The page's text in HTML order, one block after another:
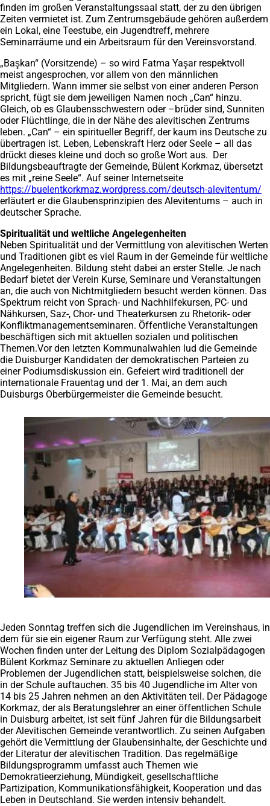
finden im großen Veranstaltungssaal statt, der zu den übrigen
Zeiten vermietet ist. Zum Zentrumsgebäude gehören außerdem
ein Lokal, eine Teestube, ein Jugendtreff, mehrere
Seminarräume und ein Arbeitsraum für den Vereinsvorstand.
„Başkan“ (Vorsitzende) – so wird Fatma Yaşar respektvoll
meist angesprochen, vor allem von den männlichen
Mitgliedern. Wann immer sie selbst von einer anderen Person
spricht, fügt sie dem jeweiligen Namen noch „Can“ hinzu.
Gleich, ob es Glaubensschwestern oder –brüder sind, Sunniten
oder Flüchtlinge, die in der Nähe des alevitischen Zentrums
leben. „Can“ – ein spiritueller Begriff, der kaum ins Deutsche zu
übertragen ist. Leben, Lebenskraft Herz oder Seele – all das
drückt dieses kleine und doch so große Wort aus. Der
Bildungsbeauftragte der Gemeinde, Bülent Korkmaz, übersetzt
es mit „reine Seele“. Auf seiner Internetseite
https://buelentkorkmaz.wordpress.com/deutsch-alevitentum/
in
erläutert er die Glaubensprinzipien des Alevitentums – auch in
deutscher Sprache.
Spiritualität und weltliche Angelegenheiten
Neben Spiritualität und der Vermittlung von alevitischen Werten
und Traditionen gibt es viel Raum in der Gemeinde für weltliche
Angelegenheiten. Bildung steht dabei an erster Stelle. Je nach
Bedarf bietet der Verein Kurse, Seminare und Veranstaltungen
an, die auch von Nichtmitgliedern besucht werden können. Das
Spektrum reicht von Sprach- und Nachhilfekursen, PC- und
Nähkursen, Saz-, Chor- und Theaterkursen zu Rhetorik- oder
Konfliktmanagementseminaren. Öffentliche Veranstaltungen
beschäftigen sich mit aktuellen sozialen und politischen
Themen.Vor den letzten Kommunalwahlen lud die Gemeinde
die Duisburger Kandidaten der demokratischen Parteien zu
einer Podiumsdiskussion ein. Gefeiert wird traditionell der
internationale Frauentag und der 1. Mai, an dem auch
Duisburgs Oberbürgermeister die Gemeinde besucht.
Jeden Sonntag treffen sich die Jugendlichen im Vereinshaus, in
dem für sie ein eigener Raum zur Verfügung steht. Alle zwei
Wochen finden unter der Leitung des Diplom Sozialpädagogen
Bülent Korkmaz Seminare zu aktuellen Anliegen oder
Problemen der Jugendlichen statt, beispielsweise solchen, die
in der Schule auftauchen. 35 bis 40 Jugendliche im Alter von
14 bis 25 Jahren nehmen an den Aktivitäten teil. Der Pädagoge
Korkmaz, der als Beratungslehrer an einer öffentlichen Schule
in Duisburg arbeitet, ist seit fünf Jahren für die Bildungsarbeit
der Alevitischen Gemeinde verantwortlich. Zu seinen Aufgaben
gehört die Vermittlung der Glaubensinhalte, der Geschichte und
der Literatur der alevitischen Tradition. Das regelmäßige
Bildungsprogramm umfasst auch Themen wie
Demokratieerziehung, Mündigkeit, gesellschaftliche
Partizipation, Kommunikationsfähigkeit, Kooperation und das
Leben in Deutschland. Sie werden intensiv behandelt.